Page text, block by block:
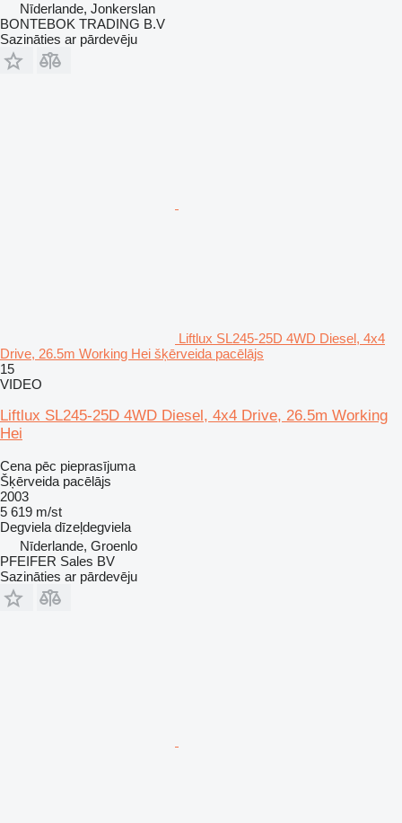
Nīderlande, Jonkerslan
BONTEBOK TRADING B.V
Sazināties ar pārdevēju
Liftlux SL245-25D 4WD Diesel, 4x4
Drive, 26.5m Working Hei šķērveida pacēlājs
15
VIDEO
Liftlux SL245-25D 4WD Diesel, 4x4 Drive, 26.5m Working
Hei
Cena pēc pieprasījuma
Šķērveida pacēlājs
2003
5 619 m/st
Degviela dīzeļdegviela
Nīderlande, Groenlo
PFEIFER Sales BV
Sazināties ar pārdevēju